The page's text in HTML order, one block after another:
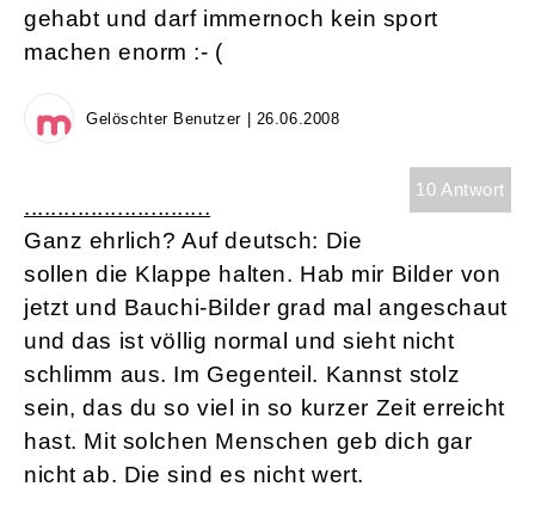
gehabt und darf immernoch kein sport
machen enorm :- (
Gelöschter Benutzer | 26.06.2008
10 Antwort
............................
Ganz ehrlich? Auf deutsch: Die
sollen die Klappe halten. Hab mir Bilder von
jetzt und Bauchi-Bilder grad mal angeschaut
und das ist völlig normal und sieht nicht
schlimm aus. Im Gegenteil. Kannst stolz
sein, das du so viel in so kurzer Zeit erreicht
hast. Mit solchen Menschen geb dich gar
nicht ab. Die sind es nicht wert.